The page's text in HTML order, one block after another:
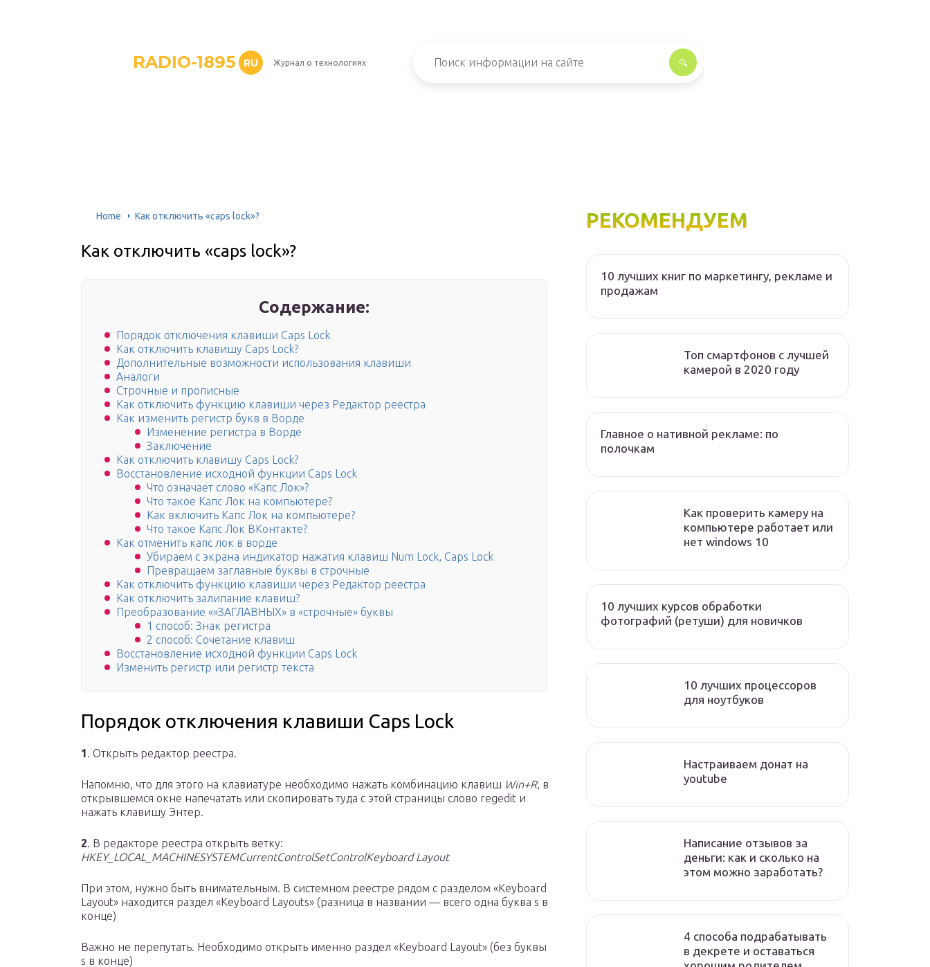
RADIO-1895 RU Журнал о технологиях
Home Как отключить «caps lock»?
Как отключить «caps lock»?
Содержание:
Порядок отключения клавиши Caps Lock
Как отключить клавишу Caps Lock?
Дополнительные возможности использования клавиши
Аналоги
Строчные и прописные
Как отключить функцию клавиши через Редактор реестра
Как изменить регистр букв в Ворде
Изменение регистра в Ворде
Заключение
Как отключить клавишу Caps Lock?
Восстановление исходной функции Caps Lock
Что означает слово «Капс Лок»?
Что такое Капс Лок на компьютере?
Как включить Капс Лок на компьютере?
Что такое Капс Лок ВКонтакте?
Как отменить капс лок в ворде
Убираем с экрана индикатор нажатия клавиш Num Lock, Caps Lock
Превращаем заглавные буквы в строчные
Как отключить функцию клавиши через Редактор реестра
Как отключить залипание клавиш?
Преобразование «»ЗАГЛАВНЫХ» в «строчные» буквы
1 способ: Знак регистра
2 способ: Сочетание клавиш
Восстановление исходной функции Caps Lock
Изменить регистр или регистр текста
Порядок отключения клавиши Caps Lock
1. Открыть редактор реестра.
Напомню, что для этого на клавиатуре необходимо нажать комбинацию клавиш Win+R, в
открывшемся окне напечатать или скопировать туда с этой страницы слово regedit и
нажать клавишу Энтер.
2. В редакторе реестра открыть ветку:
HKEY_LOCAL_MACHINESYSTEMCurrentControlSetControlKeyboard Layout
При этом, нужно быть внимательным. В системном реестре рядом с разделом «Keyboard
Layout» находится раздел «Keyboard Layouts» (разница в названии — всего одна буква s в
конце)
Важно не перепутать. Необходимо открыть именно раздел «Keyboard Layout» (без буквы
s в конце)
РЕКОМЕНДУЕМ
10 лучших книг по маркетингу, рекламе и
продажам
Топ смартфонов с лучшей
камерой в 2020 году
Главное о нативной рекламе: по
полочкам
Как проверить камеру на
компьютере работает или
нет windows 10
10 лучших курсов обработки
фотографий (ретуши) для новичков
10 лучших процессоров
для ноутбуков
Настраиваем донат на
youtube
Написание отзывов за
деньги: как и сколько на
этом можно заработать?
4 способа подрабатывать
в декрете и оставаться